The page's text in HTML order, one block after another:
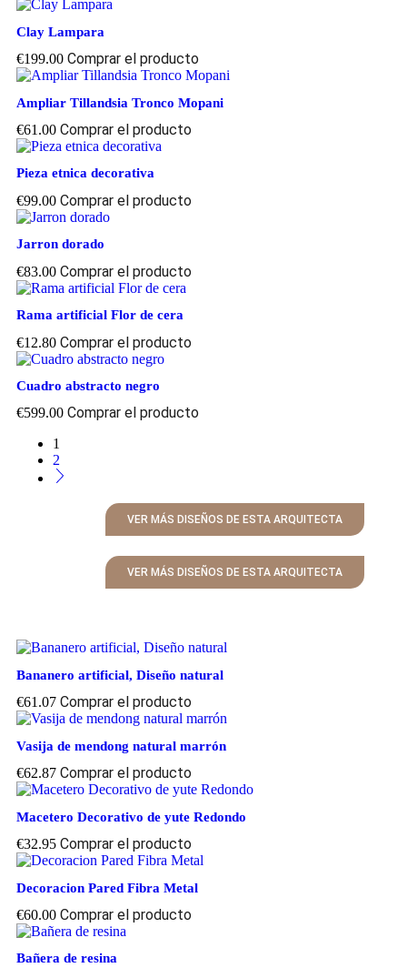
Clay Lampara
€199.00 Comprar el producto
Ampliar Tillandsia Tronco Mopani
€61.00 Comprar el producto
Pieza etnica decorativa
€99.00 Comprar el producto
Jarron dorado
€83.00 Comprar el producto
Rama artificial Flor de cera
€12.80 Comprar el producto
Cuadro abstracto negro
€599.00 Comprar el producto
1
2
VER MÁS DISEÑOS DE ESTA ARQUITECTA
VER MÁS DISEÑOS DE ESTA ARQUITECTA
Bananero artificial, Diseño natural
€61.07 Comprar el producto
Vasija de mendong natural marrón
€62.87 Comprar el producto
Macetero Decorativo de yute Redondo
€32.95 Comprar el producto
Decoracion Pared Fibra Metal
€60.00 Comprar el producto
Bañera de resina